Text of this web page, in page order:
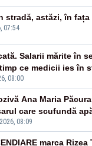
07:54
stradă, astăzi, în
08:00
Salarii mărite în
ce medicii ies în
08:09
Ana Maria
care scufundă
marca Rizea